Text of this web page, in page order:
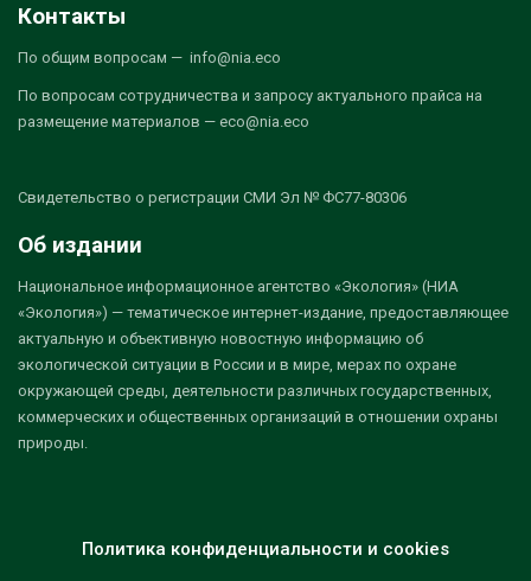
Контакты
По общим вопросам — info@nia.eco
По вопросам сотрудничества и запросу актуального прайса на
размещение материалов — eco@nia.eco
Свидетельство о регистрации СМИ Эл № ФС77-80306
Об издании
Национальное информационное агентство «Экология» (НИА
«Экология») — тематическое интернет-издание, предоставляющее
актуальную и объективную новостную информацию об
экологической ситуации в России и в мире, мерах по охране
окружающей среды, деятельности различных государственных,
коммерческих и общественных организаций в отношении охраны
природы.
Политика конфиденциальности и cookies